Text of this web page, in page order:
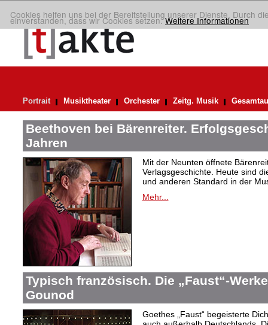
Cookies helfen uns bei der Bereitstellung unserer Dienste. Durch
einverstanden, dass wir Cookies setzen.Weitere Informationen
Portrait Musiktheater Orchester Zeitg. Musik
Beethoven bei Bärenreiter.
Jahren
Mit der Neunten öffnete
Verlagsgeschichte. Heute sind
und anderen Standard in der
Mehr...
Typisch französisch. Die „Faust“-
Gounod
Goethes „Faust“ begeisterte